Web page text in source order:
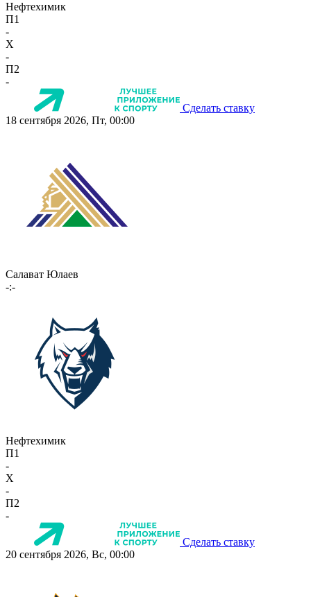
Нефтехимик
П1
-
X
-
П2
-
Сделать ставку
18 сентября 2026, Пт, 00:00
Салават Юлаев
-:-
Нефтехимик
П1
-
X
-
П2
-
Сделать ставку
20 сентября 2026, Вс, 00:00